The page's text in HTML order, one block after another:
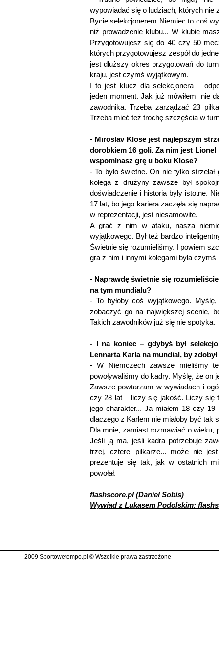
wypowiadać się o ludziach, których nie
Bycie selekcjonerem Niemiec to coś
niż prowadzenie klubu... W klubie
Przygotowujesz się do 40 czy 50
których przygotowujesz zespół do
jest dłuższy okres przygotowań do
kraju, jest czymś wyjątkowym.
I to jest klucz dla selekcjonera –
jeden moment. Jak już mówiłem, nie
zawodnika. Trzeba zarządzać 23
Trzeba mieć też trochę szczęścia w
- Miroslav Klose jest najlepszym
dorobkiem 16 goli. Za nim jest
wspominasz grę u boku Klose?
- To było świetne. On nie tylko
kolega z drużyny zawsze był
doświadczenie i historia były istotne.
17 lat, bo jego kariera zaczęła się
w reprezentacji, jest niesamowite.
A grać z nim w ataku, nasza
wyjątkowego. Był też bardzo
Świetnie się rozumieliśmy. I powiem
gra z nim i innymi kolegami była
- Naprawdę świetnie się
na tym mundialu?
- To byłoby coś wyjątkowego.
zobaczyć go na największej scenie,
Takich zawodników już się nie spotyka.
- I na koniec – gdybyś był
Lennarta Karla na mundial, by
- W Niemczech zawsze mieliśmy
powoływaliśmy do kadry. Myślę, że on
Zawsze powtarzam w wywiadach i
czy 28 lat – liczy się jakość. Liczy się
jego charakter... Ja miałem 18 czy
dlaczego z Karlem nie miałoby być tak
Dla mnie, zamiast rozmawiać o
Jeśli ją ma, jeśli kadra potrzebuje
trzej, czterej piłkarze... może nie
prezentuje się tak, jak w ostatnich
powołał.
flashscore.pl (Daniel Sobis)
Wywiad z Lukasem Podolskim:
2009 Sportowetempo.pl © Wszelkie prawa zastrzeżone